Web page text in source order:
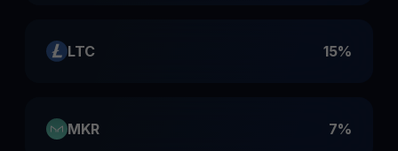
LTC 15%
MKR 7%